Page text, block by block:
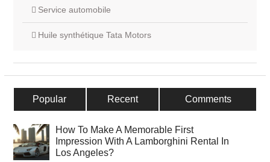
Service automobile
Huile synthétique Tata Motors
Popular Recent Comments
How To Make A Memorable First
Impression With A Lamborghini Rental In
Los Angeles?